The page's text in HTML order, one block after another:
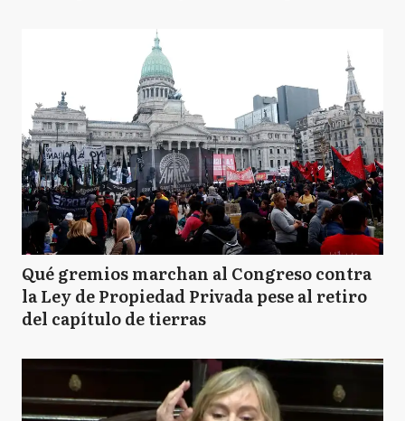
Qué gremios marchan al Congreso contra
la Ley de Propiedad Privada pese al retiro
del capítulo de tierras